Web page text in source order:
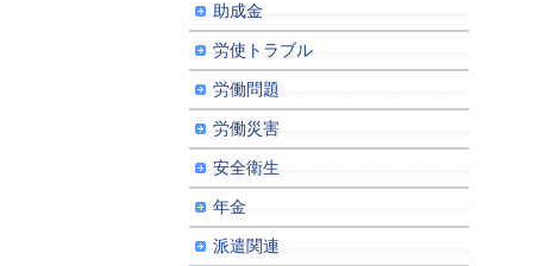
助成金
労使トラブル
労働問題
労働災害
安全衛生
年金
派遣関連